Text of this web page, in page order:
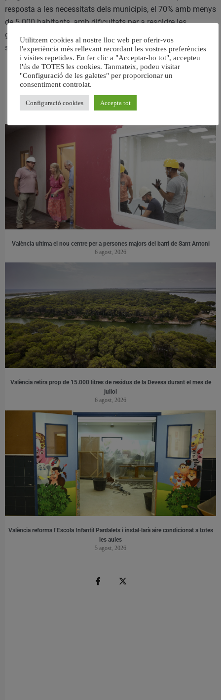
resposta a les necessitats dels municipis, el 70% amb menys
de 5.000 habitants, amb dificultats per a resoldre les
gestions diàries i amb dependència de les inversions
supramunicipals”.
RELACIONAT
València ultima el nou centre per a persones majors del barri de Sant Antoni
6 agost, 2026
València retira prop de 15.000 litres de residus de la Devesa durant el mes de
juliol
6 agost, 2026
València reforma l’Escola Infantil Pardalets i instal·larà aire condicionat a totes
les aules
5 agost, 2026
Utilitzem cookies al nostre lloc web per oferir-vos
l'experiència més rellevant recordant les vostres preferències
i visites repetides. En fer clic a "Acceptar-ho tot", accepteu
l'ús de TOTES les cookies. Tanmateix, podeu visitar
"Configuració de les galetes" per proporcionar un
consentiment controlat.
Configuració cookies Accepta tot